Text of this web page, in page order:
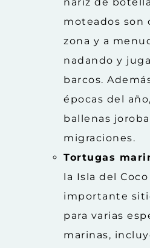
moteados son
zona y a
nadando y
barcos.
épocas del
ballenas
migraciones.
Tortugas
la Isla del
importante
para varias
marinas,